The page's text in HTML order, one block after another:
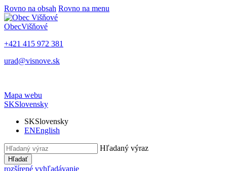
Rovno na obsah Rovno na menu
ObecVišňové
+421 415 972 381
urad@visnove.sk
Mapa webu
SKSlovensky
SKSlovensky
ENEnglish
Hľadaný výraz
Hľadať
rozšírené vyhľadávanie